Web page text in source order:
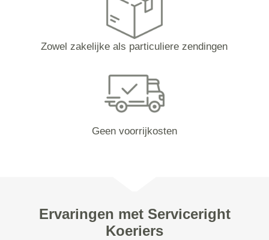
Zowel zakelijke als particuliere zendingen
Geen voorrijkosten
Ervaringen met Serviceright
Koeriers